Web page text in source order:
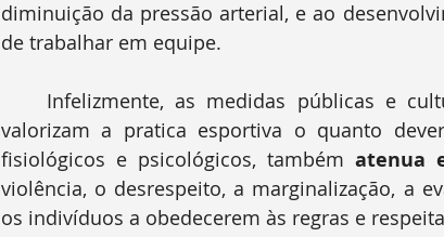
diminuição da pressão arterial, e ao
de trabalhar em equipe.
valorizam a pratica esportiva o quanto
fisiológicos e psicológicos, também atenua
violência, o desrespeito, a marginalização, a
os indivíduos a obedecerem às regras e